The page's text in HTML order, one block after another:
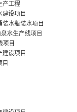
产工程
设项目
水瓶装水项目
水生产线项目
项目
设项目
目